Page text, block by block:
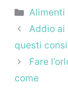
Alimenti
Addio
questi
Fare
come